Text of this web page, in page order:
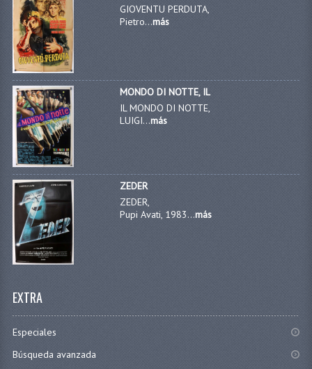
GIOVENTU PERDUTA,
Pietro...más
MONDO DI NOTTE, IL
IL MONDO DI NOTTE,
LUIGI...más
ZEDER
ZEDER,
Pupi Avati, 1983...más
EXTRA
Especiales
Búsqueda avanzada